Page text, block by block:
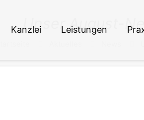
Kanzlei Leistungen
Unser August-